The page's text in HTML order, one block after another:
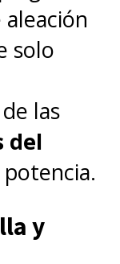
solo
las
del
y